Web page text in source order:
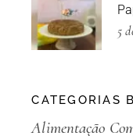
5
CATEGORIAS
Alimentação